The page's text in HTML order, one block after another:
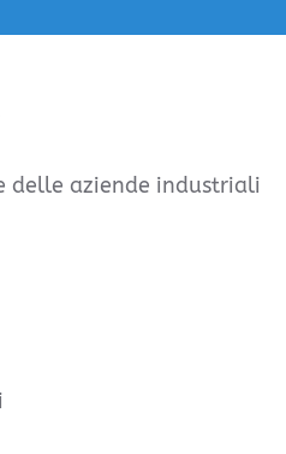
delle aziende industriali